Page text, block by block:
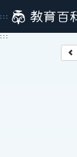
到
主
:::
:::